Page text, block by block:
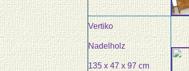
Vertiko
Nadelholz
135 x 47 x 97 cm